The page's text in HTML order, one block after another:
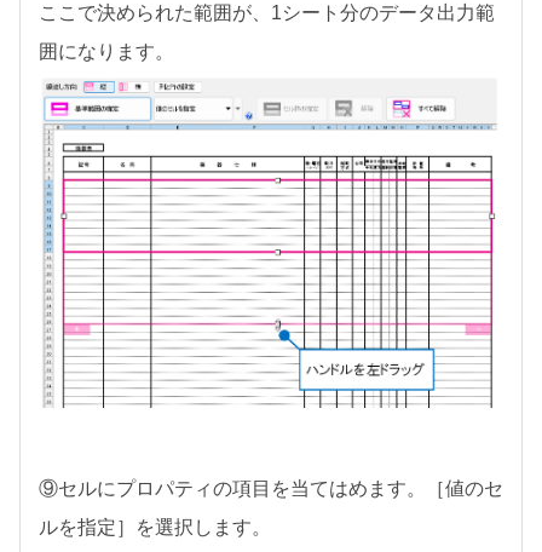
ここで決められた範囲が、1シート分のデータ出力範
囲になります。
⑨セルにプロパティの項目を当てはめます。［値のセ
ルを指定］を選択します。